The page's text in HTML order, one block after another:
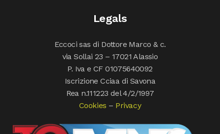
Legals
Eccoci sas di Dottore Marco & c.
via Sollai 23 – 17021 Alassio
P. Iva e CF 01075640092
Iscrizione Cciaa di Savona
Rea n.111223 del 4/2/1997
Cookies – Privacy